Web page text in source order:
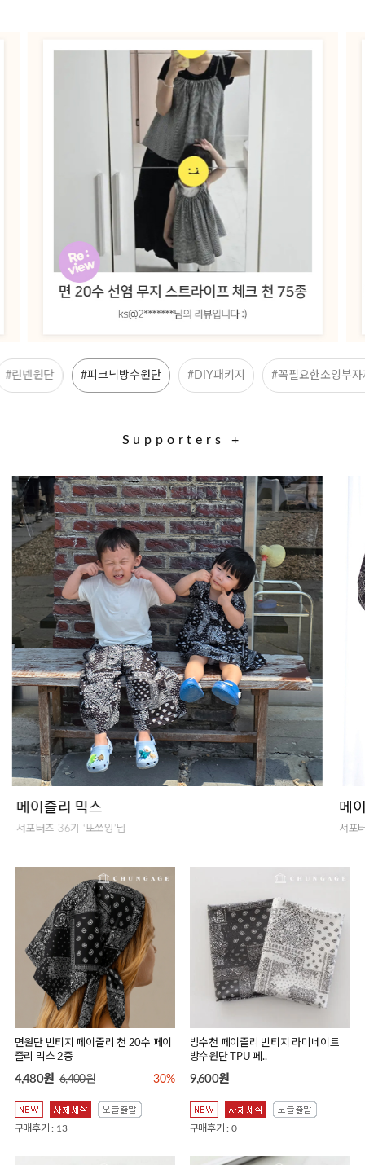
#린넨원단 #피크닉방수원단 #DIY패키지 #꼭필요한소잉부자
Supporters +
메이즐리 믹스
서포터즈 36기 ‘또쏘잉’님
메
서포
면원단 빈티지 페이즐리 천 20수 페이
즐리 믹스 2종
4,480원 6,400원 30%
구매후기 : 13
방수천 페이즐리 빈티지 라미네이트
방수원단 TPU 페..
9,600원
구매후기 : 0